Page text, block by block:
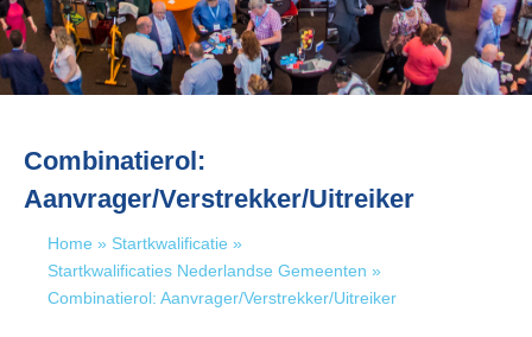
Combinatierol:
Aanvrager/Verstrekker/Uitreiker
Home » Startkwalificatie »
Startkwalificaties Nederlandse Gemeenten »
Combinatierol: Aanvrager/Verstrekker/Uitreiker